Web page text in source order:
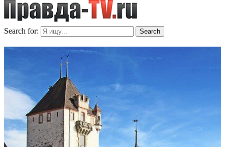
Search for: Search